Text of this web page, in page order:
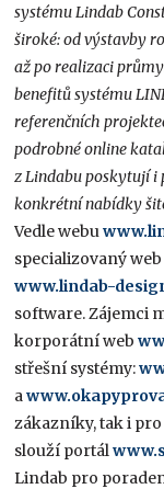
systému Lindab
široké: od výstavby
až po realizaci
benefitů systému
referenčních
podrobné online
z Lindabu poskytují i
konkrétní nabídky
Vedle webu
specializovaný
www.lindab-
software. Zájemci
korporátní web
střešní systémy:
a
zákazníky, tak i
slouží portál
Lindab pro